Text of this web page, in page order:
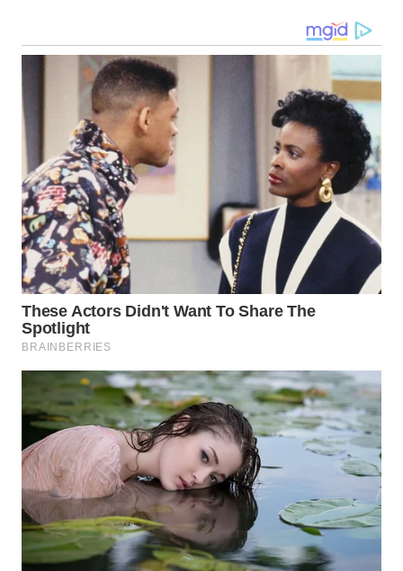
WN
KARAWANG
WN
BEKASI
WN
BOGOR
WN
DEPOK
WN
TAPANULI
UTARA
WN
SAMOSIR
WN
PADANG